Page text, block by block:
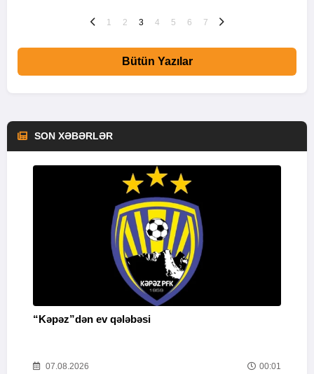
1 2 3 4 5 6 7
Bütün Yazılar
SON XƏBƏRLƏR
“Kəpəz”dən ev qələbəsi
07.08.2026 00:01